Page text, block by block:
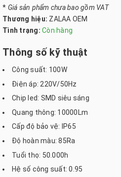
* Giá sản phẩm chưa bao gồm VAT
Thương hiệu: ZALAA OEM
Tình trạng: Còn hàng
Thông số kỹ thuật
Công suất: 100W
Điện áp: 220V/50Hz
Chip led: SMD siêu sáng
Quang thông: 10000Lm
Cấp độ bảo vệ: IP65
Độ hoàn màu: 85Ra
Tuổi thọ: 50.000h
Hệ số công suất: 0.95